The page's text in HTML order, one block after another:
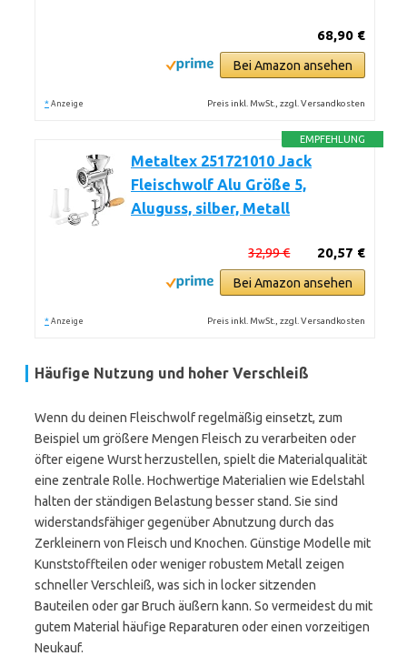
68,90 €
Bei Amazon ansehen
* Anzeige Preis inkl. MwSt., zzgl. Versandkosten
EMPFEHLUNG
Metaltex 251721010 Jack
Fleischwolf Alu Größe 5,
Aluguss, silber, Metall
20,57 €
32,99 €
Bei Amazon ansehen
* Anzeige Preis inkl. MwSt., zzgl. Versandkosten
Häufige Nutzung und hoher Verschleiß
Wenn du deinen Fleischwolf regelmäßig einsetzt, zum
Beispiel um größere Mengen Fleisch zu verarbeiten oder
öfter eigene Wurst herzustellen, spielt die Materialqualität
eine zentrale Rolle. Hochwertige Materialien wie Edelstahl
halten der ständigen Belastung besser stand. Sie sind
widerstandsfähiger gegenüber Abnutzung durch das
Zerkleinern von Fleisch und Knochen. Günstige Modelle mit
Kunststoffteilen oder weniger robustem Metall zeigen
schneller Verschleiß, was sich in locker sitzenden
Bauteilen oder gar Bruch äußern kann. So vermeidest du mit
gutem Material häufige Reparaturen oder einen vorzeitigen
Neukauf.